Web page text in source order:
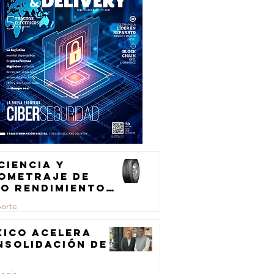
y
de
rendimiento
de
acelera
de